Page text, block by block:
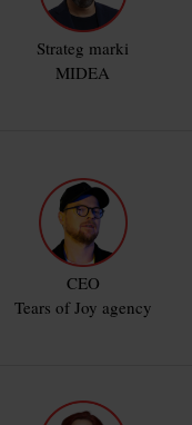
Strateg marki
MIDEA
CEO
Tears of Joy agency